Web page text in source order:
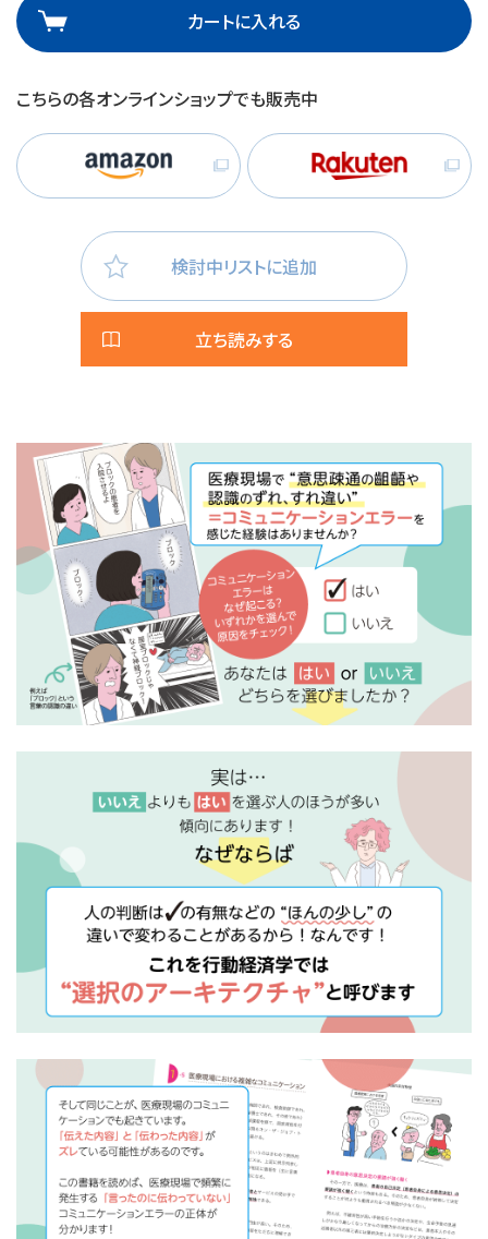
カートに入れる
こちらの各オンラインショップでも販売中
検討中リストに追加
立ち読みする